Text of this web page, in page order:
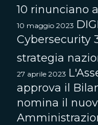
10 rinunciano
10 maggio 2023
Cybersecurity
strategia
27 aprile 2023
approva il
nomina il